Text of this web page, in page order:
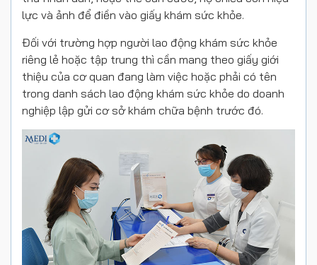
lực và ảnh để điền vào giấy khám sức khỏe.
Đối với trường hợp người lao động khám sức khỏe
riêng lẻ hoặc tập trung thì cần mang theo giấy giới
thiệu của cơ quan đang làm việc hoặc phải có tên
trong danh sách lao động khám sức khỏe do doanh
nghiệp lập gửi cơ sở khám chữa bệnh trước đó.